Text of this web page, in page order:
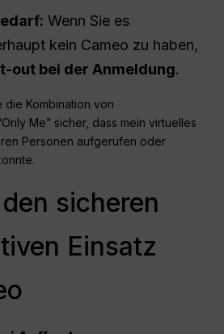
Wenn Sie es
kein Cameo zu haben,
out bei der Anmeldung.
die Kombination von
Me” sicher, dass mein virtuelles
Personen aufgerufen oder
sicheren
Einsatz